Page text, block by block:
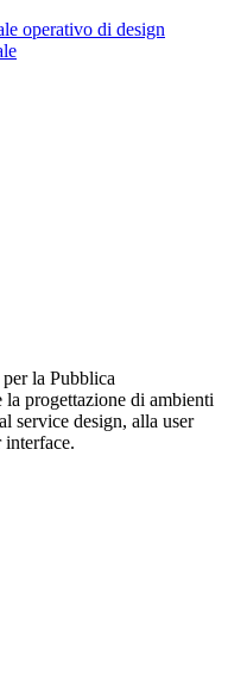
operativo di design
la Pubblica
progettazione di ambienti
service design, alla user
interface.